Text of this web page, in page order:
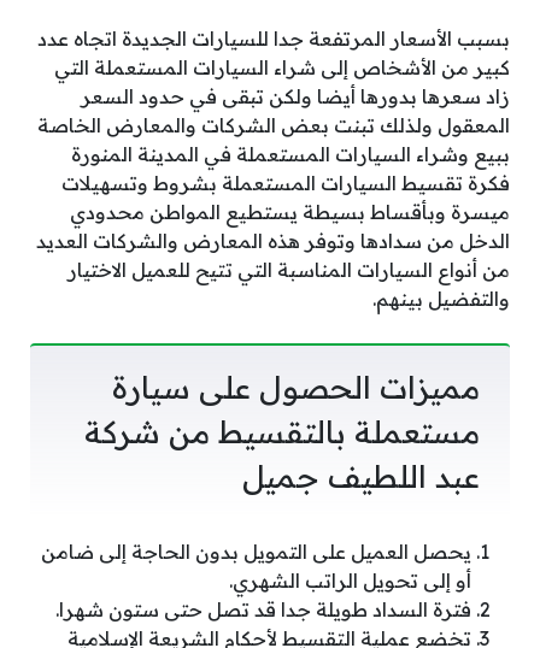
بسبب الأسعار المرتفعة جدا للسيارات الجديدة اتجاه عدد
كبير من الأشخاص إلى شراء السيارات المستعملة التي
زاد سعرها بدورها أيضا ولكن تبقى في حدود السعر
المعقول ولذلك تبنت بعض الشركات والمعارض الخاصة
ببيع وشراء السيارات المستعملة في المدينة المنورة
فكرة تقسيط السيارات المستعملة بشروط وتسهيلات
ميسرة وبأقساط بسيطة يستطيع المواطن محدودي
الدخل من سدادها وتوفر هذه المعارض والشركات العديد
من أنواع السيارات المناسبة التي تتيح للعميل الاختيار
والتفضيل بينهم.
مميزات الحصول على سيارة
مستعملة بالتقسيط من شركة
عبد اللطيف جميل
يحصل العميل على التمويل بدون الحاجة إلى ضامن
أو إلى تحويل الراتب الشهري.
فترة السداد طويلة جدا قد تصل حتى ستون شهرا.
تخضع عملية التقسيط لأحكام الشريعة الإسلامية